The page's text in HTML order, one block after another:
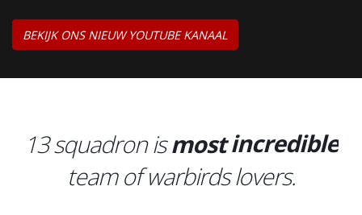
BEKIJK ONS NIEUW YOUTUBE KANAAL
13 squadron ismostfunny
awesome
team
of warbirds lovers.